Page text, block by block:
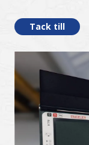
Tack till